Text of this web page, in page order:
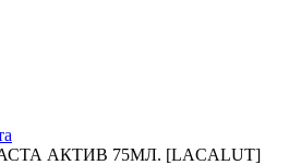
АКТИВ 75МЛ. [LACALUT]